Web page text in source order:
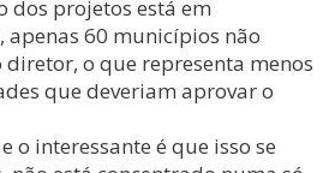
dos projetos está em
apenas 60 municípios não
o que representa menos
que deveriam aprovar o
o interessante é que isso se